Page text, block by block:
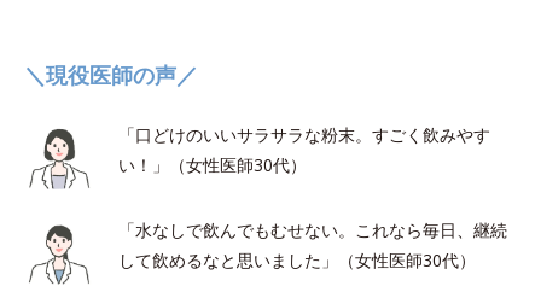
＼現役医師の声／
「口どけのいいサラサラな粉末。すごく飲みやす
い！」（女性医師30代）
「水なしで飲んでもむせない。これなら毎日、継続
して飲めるなと思いました」（女性医師30代）